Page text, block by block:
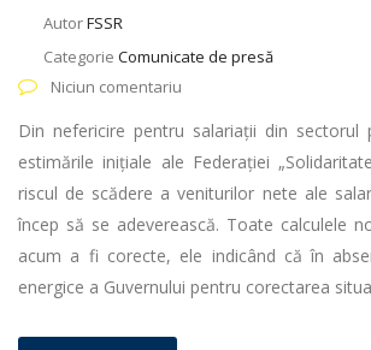
AutorFSSR
Categorie Comunicate de presă
Niciun comentariu
Din nefericire pentru salariații din sectorul
estimările inițiale ale Federației
riscul de scădere a veniturilor nete ale
încep să se adeverească. Toate calculele
acum a fi corecte, ele indicând că în
energice a Guvernului pentru corectarea